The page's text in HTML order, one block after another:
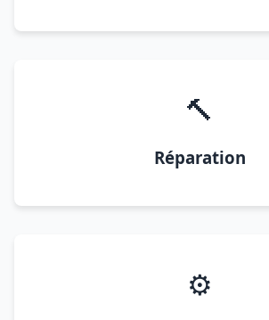
🔨
Réparation
⚙️